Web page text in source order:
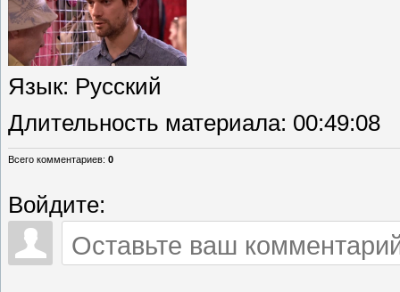
Язык: Русский
Длительность материала: 00:49:08
Всего комментариев: 0
Войдите: